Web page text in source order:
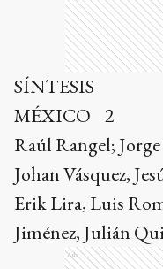
SÍNTESIS
MÉXICO 2
Raúl Rangel;
Johan Vásquez,
Erik Lira, Luis
Jiménez, Julián
Ads